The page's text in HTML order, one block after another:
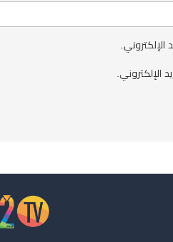
الإلكتروني.
الإلكتروني.